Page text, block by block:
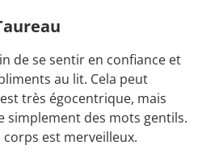
de se sentir en confiance et
au lit. Cela peut
très égocentrique, mais
simplement des mots gentils.
est merveilleux.